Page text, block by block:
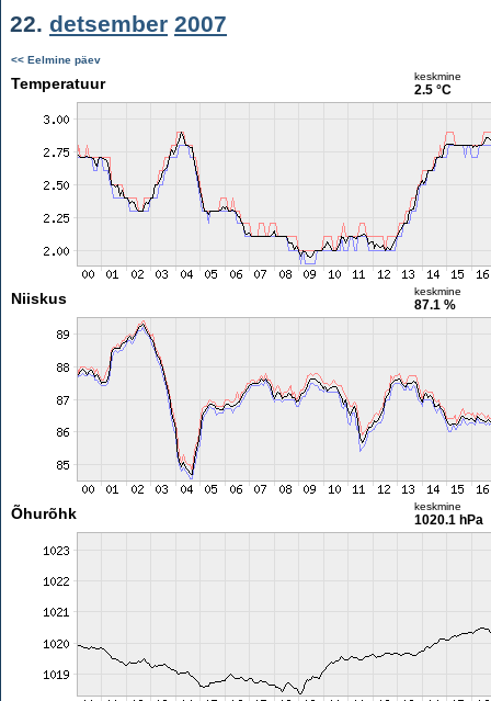
22. detsember 2007
<< Eelmine päev
Temperatuur keskmine
2.5 °C
Niiskus keskmine
87.1 %
Õhurõhk keskmine
1020.1 hPa